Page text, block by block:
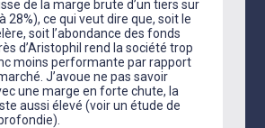
de la marge brute d’un tiers sur
28%), ce qui veut dire que, soit le
soit l’abondance des fonds
d’Aristophil rend la société trop
moins performante par rapport
J’avoue ne pas savoir
une marge en forte chute, la
aussi élevé (voir un étude de